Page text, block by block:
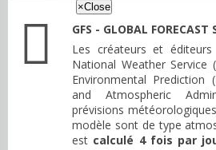
×Close
GFS - GLOBAL FORECAST
Les créateurs et
National Weather Service (
Environmental Prediction (
and Atmospheric
prévisions
modèle sont de type
est calculé 4 fois par